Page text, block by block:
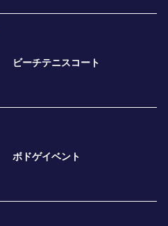
ビーチテニスコート
ボドゲイベント